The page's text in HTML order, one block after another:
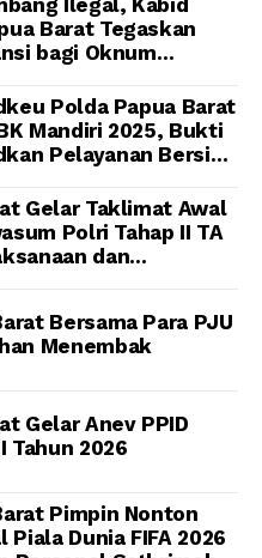
Idorway Telah Matang,
Pelaksanaan
Dijadwalkan Kamis
Ilegal, Kabid
Barat Tegaskan
bagi Oknum
Polda Papua Barat
Mandiri 2025, Bukti
Pelayanan Bersih
Gelar Taklimat Awal
Polri Tahap II TA
dan
Bersama Para PJU
Menembak
Gelar Anev PPID
Tahun 2026
Pimpin Nonton
Dunia FIFA 2026